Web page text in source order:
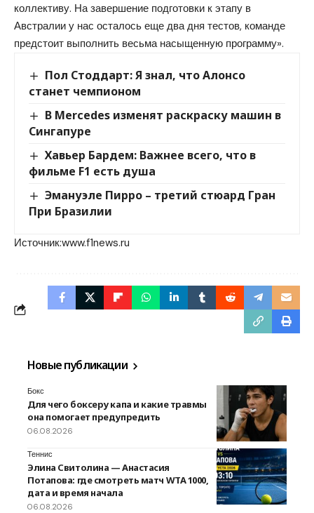
коллективу. На завершение подготовки к этапу в
Австралии у нас осталось еще два дня тестов, команде
предстоит выполнить весьма насыщенную программу».
Пол Стоддарт: Я знал, что Алонсо
станет чемпионом
В Mercedes изменят раскраску машин в
Сингапуре
Хавьер Бардем: Важнее всего, что в
фильме F1 есть душа
Эмануэле Пирро – третий стюард Гран
При Бразилии
Источник:www.f1news.ru
Новые публикации
Бокс
Для чего боксеру капа и какие травмы
она помогает предупредить
06.08.2026
Теннис
Элина Свитолина — Анастасия
Потапова: где смотреть матч WTA 1000,
дата и время начала
06.08.2026